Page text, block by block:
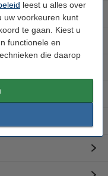
leest u alles over
uw voorkeuren kunt
te gaan. Kiest u
functionele en
die daarop